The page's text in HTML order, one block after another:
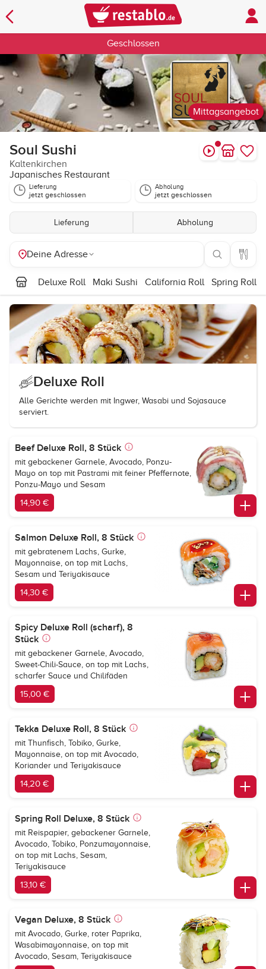
Geschlossen
Mittagsangebot
Soul Sushi
Kaltenkirchen
Japanisches Restaurant
Lieferung
jetzt geschlossen
Abholung
jetzt geschlossen
Lieferung Abholung
Deine Adresse
Deluxe Roll Maki Sushi California Roll Spring Roll
Deluxe Roll
Alle Gerichte werden mit Ingwer, Wasabi und Sojasauce
serviert.
Beef Deluxe Roll, 8 Stück
mit gebackener Garnele, Avocado, Ponzu-
Mayo on top mit Pastrami mit feiner Pfeffernote,
Ponzu-Mayo und Sesam
14,90 €
Salmon Deluxe Roll, 8 Stück
mit gebratenem Lachs, Gurke,
Mayonnaise, on top mit Lachs,
Sesam und Teriyakisauce
14,30 €
Spicy Deluxe Roll (scharf), 8
Stück
mit gebackener Garnele, Avocado,
Sweet-Chili-Sauce, on top mit Lachs,
scharfer Sauce und Chilifäden
15,00 €
Tekka Deluxe Roll, 8 Stück
mit Thunfisch, Tobiko, Gurke,
Mayonnaise, on top mit Avocado,
Koriander und Teriyakisauce
14,20 €
Spring Roll Deluxe, 8 Stück
mit Reispapier, gebackener Garnele,
Avocado, Tobiko, Ponzumayonnaise,
on top mit Lachs, Sesam,
Teriyakisauce
13,10 €
Vegan Deluxe, 8 Stück
mit Avocado, Gurke, roter Paprika,
Wasabimayonnaise, on top mit
Avocado, Sesam, Teriyakisauce